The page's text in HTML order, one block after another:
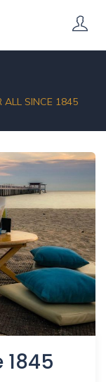
ALL SINCE 1845